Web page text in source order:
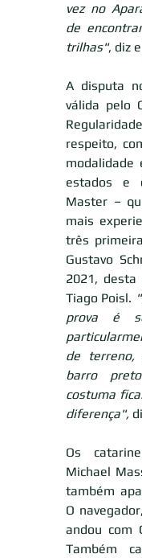
vez no
de
trilhas", diz
A disputa
válida pelo
respeito,
modalidade
estados e
Master –
mais
três
Gustavo
2021, desta
Tiago Poisl.
prova é
de terreno,
barro
costuma
diferença",
Os
Michael
também
O
andou com
Também